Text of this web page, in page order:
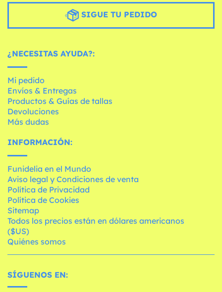
SIGUE TU PEDIDO
¿NECESITAS AYUDA?:
Mi pedido
Envíos & Entregas
Productos & Guías de tallas
Devoluciones
Más dudas
INFORMACIÓN:
Funidelia en el Mundo
Aviso legal y Condiciones de venta
Política de Privacidad
Política de Cookies
Sitemap
Todos los precios están en dólares americanos
($US)
Quiénes somos
SÍGUENOS EN: